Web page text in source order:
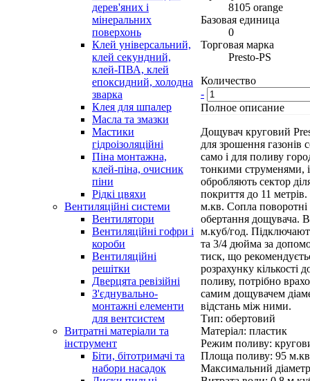
дерев'яних і
мінеральних
поверхонь
Клей універсальний,
клей секундний,
клей-ПВА, клей
епоксидний, холодна
зварка
Клея для шпалер
Масла та змазки
Мастики
гідроізоляційні
Піна монтажна,
клей-піна, очисник
піни
Рідкі цвяхи
Вентиляційні системи
Вентилятори
Вентиляційні гофри і
короби
Вентиляційні
решітки
Дверцята ревізійні
З'єднувально-
монтажні елементи
для вентсистем
Витратні матеріали та
інструмент
Біти, бітотримачі та
набори насадок
8105 orange
Базовая единица
0
Торговая марка
Presto-PS
Количество
-
Полное описание
Дощувач круговий
для зрошення газонів
само і для поливу
тонкими струменями,
обробляють сектор
покриття до 11
м.кв. Сопла поворотні
обертання дощувача.
м.куб/год.
та 3/4 дюйма за
тиск, що
розрахунку
поливу, потрібно
самим дощувачем
відстань між ними.
Тип: обертовий
Матеріал: пластик
Режим поливу:
Площа поливу: 95
Максимальний